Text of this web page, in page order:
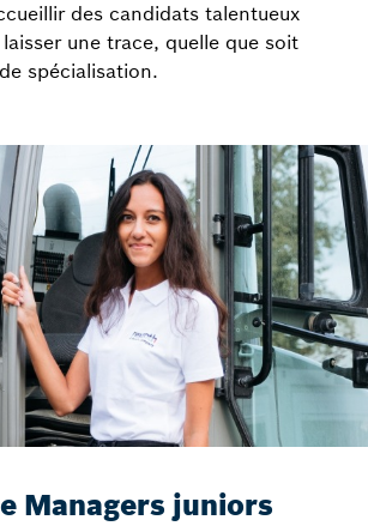
des candidats talentueux
une trace, quelle que soit
spécialisation.
Managers juniors